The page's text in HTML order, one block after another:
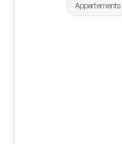
Appartements